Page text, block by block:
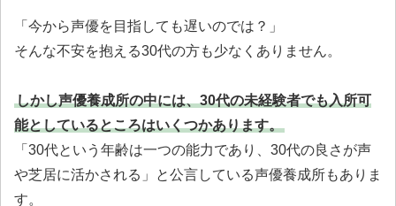
「今から声優を目指しても遅いのでは？」
そんな不安を抱える30代の方も少なくありません。
しかし声優養成所の中には、30代の未経験者でも入所可
能としているところはいくつかあります。
「30代という年齢は一つの能力であり、30代の良さが声
や芝居に活かされる」と公言している声優養成所もありま
す。